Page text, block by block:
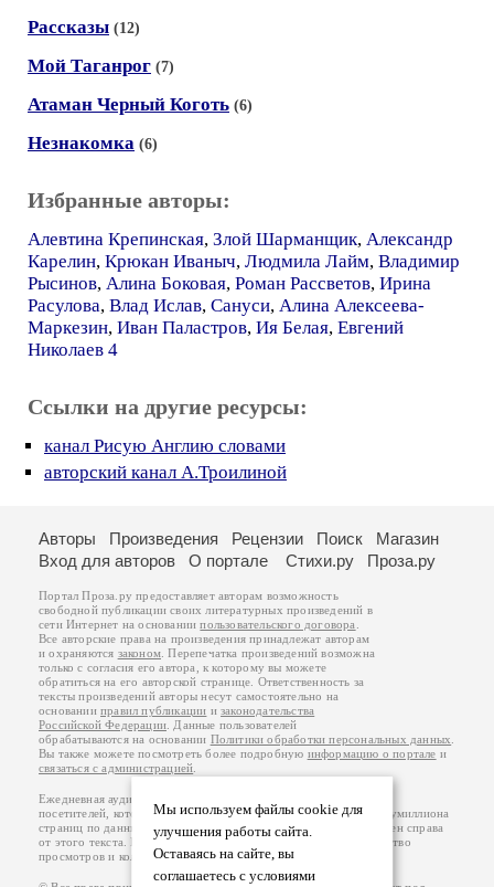
Рассказы (12)
Мой Таганрог (7)
Атаман Черный Коготь (6)
Незнакомка (6)
Избранные авторы:
Алевтина Крепинская, Злой Шарманщик, Александр
Карелин, Крюкан Иваныч, Людмила Лайм, Владимир
Рысинов, Алина Боковая, Роман Рассветов, Ирина
Расулова, Влад Ислав, Сануси, Алина Алексеева-
Маркезин, Иван Паластров, Ия Белая, Евгений
Николаев 4
Ссылки на другие ресурсы:
канал Рисую Англию словами
авторский канал А.Троилиной
Мы используем файлы cookie для
улучшения работы сайта.
Оставаясь на сайте, вы
соглашаетесь с условиями
Авторы Произведения Рецензии Поиск
Магазин
Вход для авторов
О портале Стихи.ру Проза.ру
Портал Проза.ру предоставляет авторам возможность
свободной публикации своих литературных произведений в
сети Интернет на основаниипользовательского договора
Все авторские права на произведения принадлежат авторам
и охраняются законом . Перепечатка произведений возможна
только с согласия его автора, к которому вы можете
обратиться на его авторской странице. Ответственность за
тексты произведений авторы несут самостоятельно на
основанииправил публикации изаконодательства
Российской Федерации . Данные пользователей
обрабатываются на основании Политики обработки персональных данных
Вы также можете посмотреть более подробную информацию о портале и
связаться с администрацией
Ежедневная аудитория портала Проза.ру – порядка 100 тысяч
посетителей, которые в общей сумме просматривают более полумиллиона
страниц по данным счетчика посещаемости, который расположен справа
от этого текста. В каждой графе указано по две цифры: количество
просмотров и количество посетителей.